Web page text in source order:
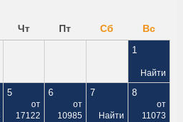
Чт Пт Сб Вс
1
Найти
5
от
17122
6
от
10985
7
Найти
8
от
11073